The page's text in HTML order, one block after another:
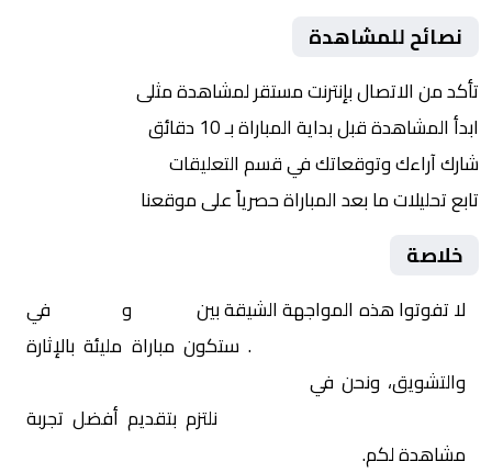
نصائح للمشاهدة
تأكد من الاتصال بإنترنت مستقر لمشاهدة مثلى
ابدأ المشاهدة قبل بداية المباراة بـ 10 دقائق
شارك آراءك وتوقعاتك في قسم التعليقات
تابع تحليلات ما بعد المباراة حصرياً على موقعنا
خلاصة
لا تفوتوا هذه المواجهة الشيقة بين وبرشلونة
في
. ستكون مباراة مليئة بالإثارة
والتشويق، ونحن في
نلتزم بتقديم أفضل تجربة
مشاهدة لكم.